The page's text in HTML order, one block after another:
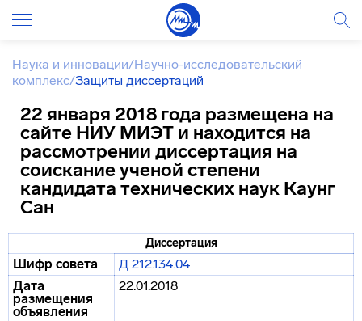
Наука и инновации/Научно-исследовательский
комплекс/Защиты диссертаций
22 января 2018 года размещена на
сайте НИУ МИЭТ и находится на
рассмотрении диссертация на
соискание ученой степени
кандидата технических наук Каунг
Сан
Диссертация
Шифр совета
Д 212.134.04
Дата
размещения
объявления
22.01.2018